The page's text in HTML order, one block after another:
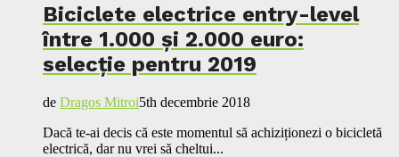
Biciclete electrice entry-level
între 1.000 și 2.000 euro:
selecție pentru 2019
de Dragos Mitroi5th decembrie 2018
Dacă te-ai decis că este momentul să achiziționezi o bicicletă
electrică, dar nu vrei să cheltui...